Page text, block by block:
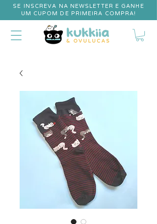
SE INSCREVA NA NEWSLETTER E GANHE
UM CUPOM DE PRIMEIRA COMPRA!